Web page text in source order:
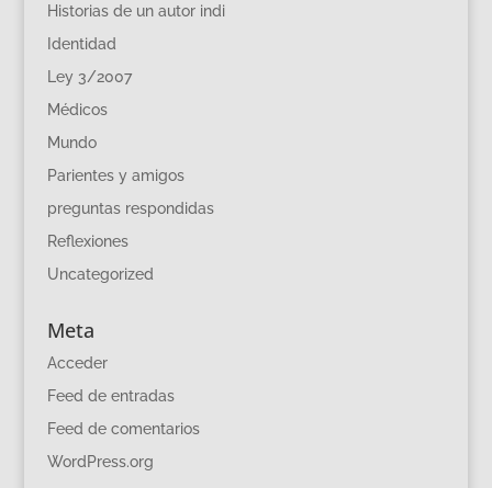
Historias de un autor indi
Identidad
Ley 3/2007
Médicos
Mundo
Parientes y amigos
preguntas respondidas
Reflexiones
Uncategorized
Meta
Acceder
Feed de entradas
Feed de comentarios
WordPress.org